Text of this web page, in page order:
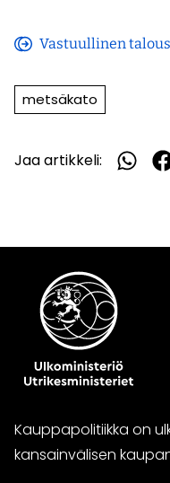
Vastuullinen
(avautuu
ikkunaan)
metsäkato
Jaa artikkeli:
Jaa
Kauppapolitiikka on
kansainvälisen